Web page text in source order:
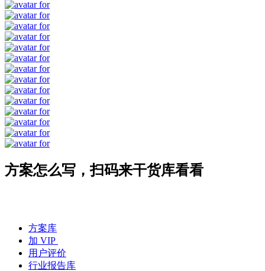
方案怎么写，扫码来干货库看看
方案库
加 VIP
用户评价
行业报告库